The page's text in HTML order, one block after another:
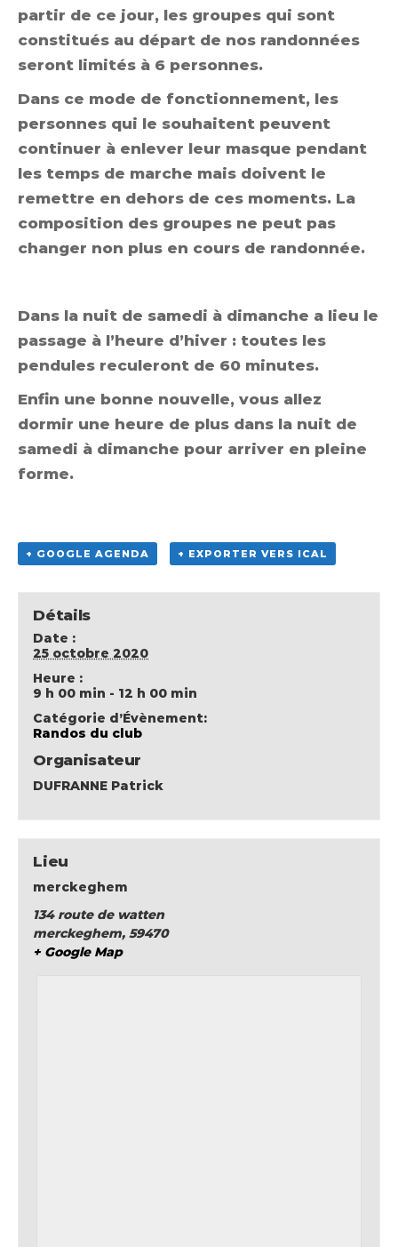
partir de ce jour, les groupes qui sont
constitués au départ de nos randonnées
seront limités à 6 personnes.
Dans ce mode de fonctionnement, les
personnes qui le souhaitent peuvent
continuer à enlever leur masque pendant
les temps de marche mais doivent le
remettre en dehors de ces moments. La
composition des groupes ne peut pas
changer non plus en cours de randonnée.
Dans la nuit de samedi à dimanche a lieu le
passage à l’heure d’hiver : toutes les
pendules reculeront de 60 minutes.
Enfin une bonne nouvelle, vous allez
dormir une heure de plus dans la nuit de
samedi à dimanche pour arriver en pleine
forme.
+ GOOGLE AGENDA + EXPORTER VERS ICAL
Détails
Date :
25 octobre 2020
Heure :
9 h 00 min - 12 h 00 min
Catégorie d’Évènement:
Randos du club
Organisateur
DUFRANNE Patrick
Lieu
merckeghem
134 route de watten
merckeghem, 59470
+ Google Map